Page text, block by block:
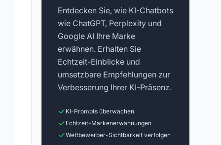
Entdecken Sie, wie KI-Chatbots
wie ChatGPT, Perplexity und
Google AI Ihre Marke
erwähnen. Erhalten Sie
Echtzeit-Einblicke und
umsetzbare Empfehlungen zur
Verbesserung Ihrer KI-Präsenz.
KI-Prompts überwachen
Echtzeit-Markenerwähnungen
Wettbewerber-Sichtbarkeit verfolgen